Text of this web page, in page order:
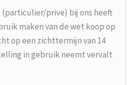
(particulier/prive) bij ons heeft
maken van de wet koop op
op een zichttermijn van 14
in gebruik neemt vervalt